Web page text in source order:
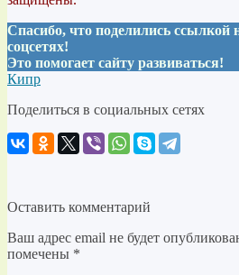
Спасибо, что поделились ссылкой
соцсетях!
Это помогает сайту развиваться!
Кипр
Поделиться в социальных сетях
Оставить комментарий
Ваш адрес email не будет
помечены *